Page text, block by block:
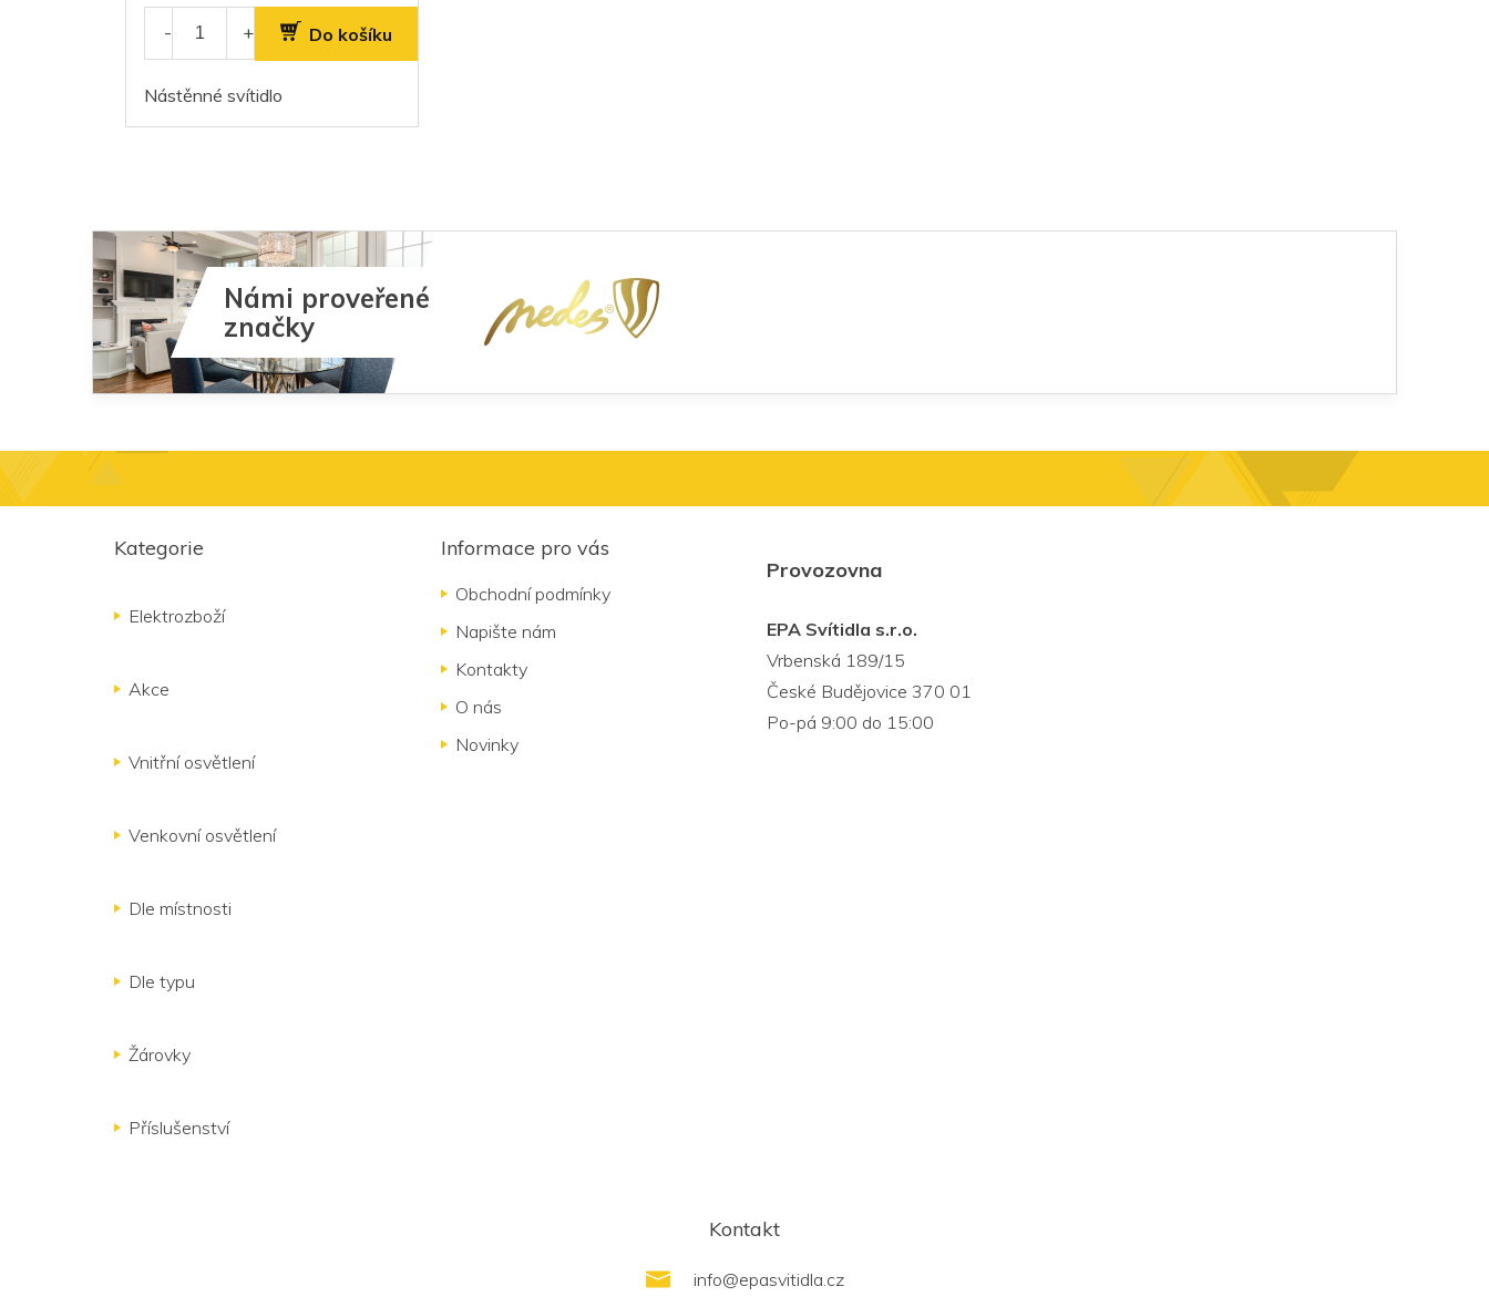
Do košíku
Nástěnné svítidlo
Námi proveřené
značky
Kategorie
Elektrozboží
Akce
Vnitřní osvětlení
Venkovní osvětlení
Dle místnosti
Dle typu
Žárovky
Příslušenství
Informace pro vás
Obchodní podmínky
Napište nám
Kontakty
O nás
Novinky
Provozovna
EPA Svítidla s.r.o.
Vrbenská 189/15
České Budějovice 370 01
Po-pá 9:00 do 15:00
Kontakt
info@epasvitidla.cz